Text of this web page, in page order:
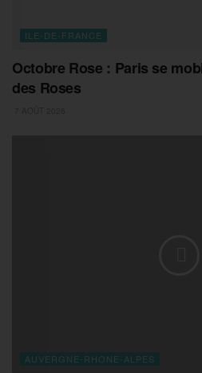
ILE-DE-FRANCE
Octobre Rose : Paris se
des Roses
AUVERGNE-RHONE-ALPES